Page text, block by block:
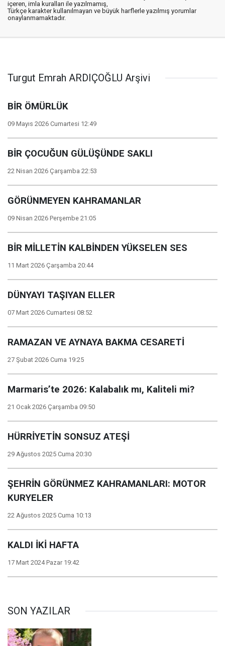
içeren, imla kuralları ile yazılmamış,
Türkçe karakter kullanılmayan ve büyük harflerle yazılmış yorumlar
onaylanmamaktadır.
Turgut Emrah ARDIÇOĞLU Arşivi
BİR ÖMÜRLÜK
09 Mayıs 2026 Cumartesi 12:49
BİR ÇOCUĞUN GÜLÜŞÜNDE SAKLI
22 Nisan 2026 Çarşamba 22:53
GÖRÜNMEYEN KAHRAMANLAR
09 Nisan 2026 Perşembe 21:05
BİR MİLLETİN KALBİNDEN YÜKSELEN SES
11 Mart 2026 Çarşamba 20:44
DÜNYAYI TAŞIYAN ELLER
07 Mart 2026 Cumartesi 08:52
RAMAZAN VE AYNAYA BAKMA CESARETİ
27 Şubat 2026 Cuma 19:25
Marmaris’te 2026: Kalabalık mı, Kaliteli mi?
21 Ocak 2026 Çarşamba 09:50
HÜRRİYETİN SONSUZ ATEŞİ
29 Ağustos 2025 Cuma 20:30
ŞEHRİN GÖRÜNMEZ KAHRAMANLARI: MOTOR
KURYELER
22 Ağustos 2025 Cuma 10:13
KALDI İKİ HAFTA
17 Mart 2024 Pazar 19:42
SON YAZILAR